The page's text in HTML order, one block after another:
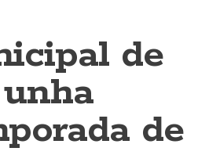
de
de